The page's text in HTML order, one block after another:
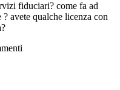
fiduciari? come fa ad
avete qualche licenza con